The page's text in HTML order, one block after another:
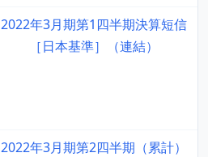
2022年3月期第1四半期決算短信
［日本基準］（連結）
2022年3月期第2四半期（累計）